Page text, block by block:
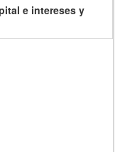
e intereses y